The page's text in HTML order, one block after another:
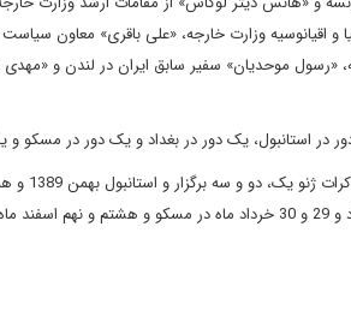
اقیانوسیه وزارت خارجه، «علی باقری» معاون
شد.